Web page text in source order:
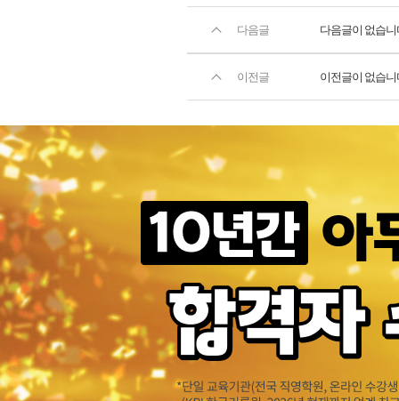
다음글 다음글이 없습니
이전글 이전글이 없습니